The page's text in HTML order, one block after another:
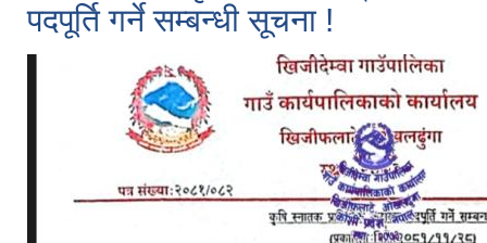
पदपूर्ति गर्ने सम्बन्धी सूचना !